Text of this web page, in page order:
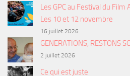
Les GPC au Festival du Film
Les 10 et 12 novembre
16 juillet 2026
GENERATIONS, RESTONS
2 juillet 2026
Ce qui est juste